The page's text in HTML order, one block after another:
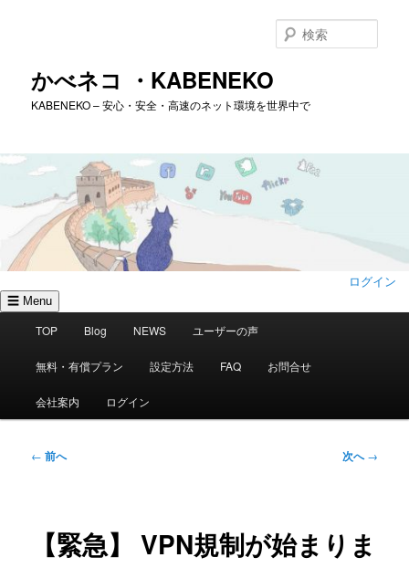
へ
かべネコ ・KABENEKO
KABENEKO – 安心・安全・高速のネット環境を世界中で
索
ログイン
☰ Menu
ュ
TOP Blog NEWS ユーザーの声
無料・有償プラン 設定方法 FAQ お問合せ
会社案内 ログイン
投
← 前へ 次へ→
【緊急】 VPN規制が始まりま